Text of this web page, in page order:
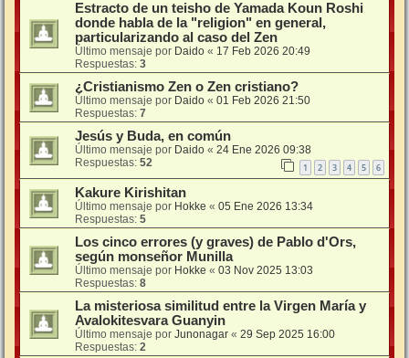
Estracto de un teisho de Yamada Koun Roshi
donde habla de la "religion" en general,
particularizando al caso del Zen
Último mensaje por Daido « 17 Feb 2026 20:49
Respuestas: 3
¿Cristianismo Zen o Zen cristiano?
Último mensaje por Daido « 01 Feb 2026 21:50
Respuestas: 7
Jesús y Buda, en común
Último mensaje por Daido « 24 Ene 2026 09:38
Respuestas: 52 1 2 3 4 5 6
Kakure Kirishitan
Último mensaje por Hokke « 05 Ene 2026 13:34
Respuestas: 5
Los cinco errores (y graves) de Pablo d'Ors,
según monseñor Munilla
Último mensaje por Hokke « 03 Nov 2025 13:03
Respuestas: 8
La misteriosa similitud entre la Virgen María y
Avalokitesvara Guanyin
Último mensaje por Junonagar « 29 Sep 2025 16:00
Respuestas: 2